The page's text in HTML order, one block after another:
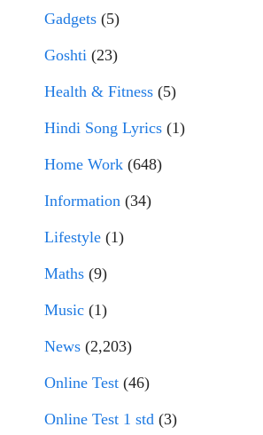
Gadgets (5)
Goshti (23)
Health & Fitness (5)
Hindi Song Lyrics (1)
Home Work (648)
Information (34)
Lifestyle (1)
Maths (9)
Music (1)
News (2,203)
Online Test (46)
Online Test 1 std (3)